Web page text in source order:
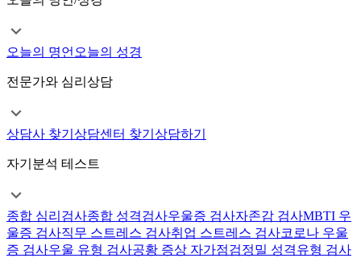
오늘의 명언 오늘의 성경
전문가와 심리상담
상담사 찾기 상담센터 찾기 상담하기
자기분석 테스트
종합 심리검사종합 성격검사우울증 검사자존감 검사MBTI 우
울증 검사직무 스트레스 검사취업 스트레스 검사코로나 우울
증 검사우울 유형 검사공황 증상 자가점검정밀 성격유형 검사